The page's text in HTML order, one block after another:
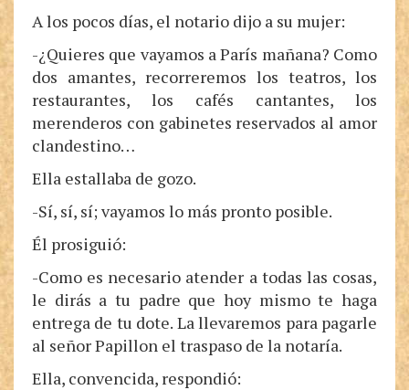
A los pocos días, el notario dijo a su mujer:
-¿Quieres que vayamos a París mañana? Como
dos amantes, recorreremos los teatros, los
restaurantes, los cafés cantantes, los
merenderos con gabinetes reservados al amor
clandestino…
Ella estallaba de gozo.
-Sí, sí, sí; vayamos lo más pronto posible.
Él prosiguió:
-Como es necesario atender a todas las cosas,
le dirás a tu padre que hoy mismo te haga
entrega de tu dote. La llevaremos para pagarle
al señor Papillon el traspaso de la notaría.
Ella, convencida, respondió: